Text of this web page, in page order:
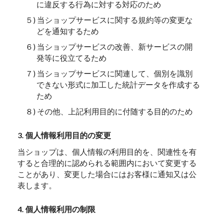
に違反する行為に対する対応のため
５) 当ショップサービスに関する規約等の変更な
どを通知するため
６) 当ショップサービスの改善、新サービスの開
発等に役立てるため
７) 当ショップサービスに関連して、個別を識別
できない形式に加工した統計データを作成する
ため
８) その他、上記利用目的に付随する目的のため
3. 個人情報利用目的の変更
当ショップは、個人情報の利用目的を、関連性を有
すると合理的に認められる範囲内において変更する
ことがあり、変更した場合にはお客様に通知又は公
表します。
4. 個人情報利用の制限